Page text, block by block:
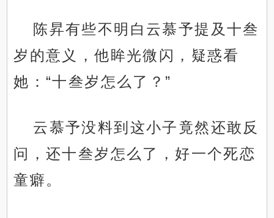
陈昇有些不明白云慕予提及十叁
岁的意义，他眸光微闪，疑惑看
她：“十叁岁怎么了？”
云慕予没料到这小子竟然还敢反
问，还十叁岁怎么了，好一个死恋
童癖。